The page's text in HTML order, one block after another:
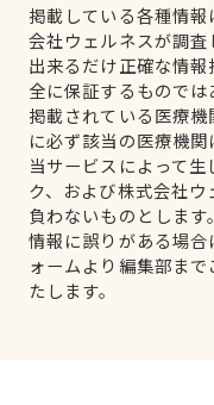
掲載している各種情
会社ウェルネスが調査
出来るだけ正確な情
全に保証するものでは
掲載されている医療
に必ず該当の医療機関
当サービスによって
ク、および株式会社
負わないものとします。
情報に誤りがある場
ォームより編集部ま
たします。